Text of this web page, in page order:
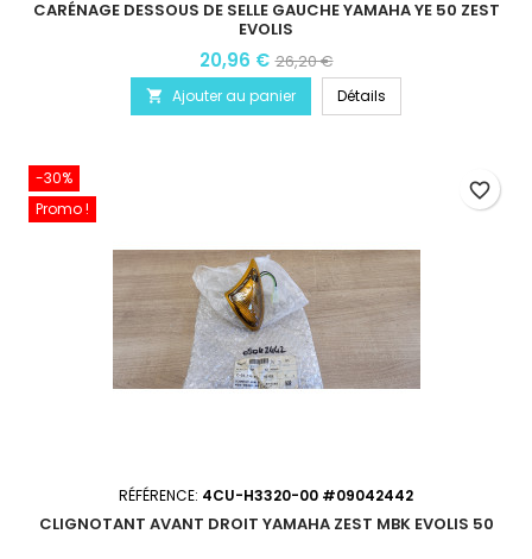
CARÉNAGE DESSOUS DE SELLE GAUCHE YAMAHA YE 50 ZEST
EVOLIS
20,96 € 26,20 €
 Ajouter au panier Détails
-30%
Promo !
RÉFÉRENCE: 4CU-H3320-00 #09042442
CLIGNOTANT AVANT DROIT YAMAHA ZEST MBK EVOLIS 50
favorite_border